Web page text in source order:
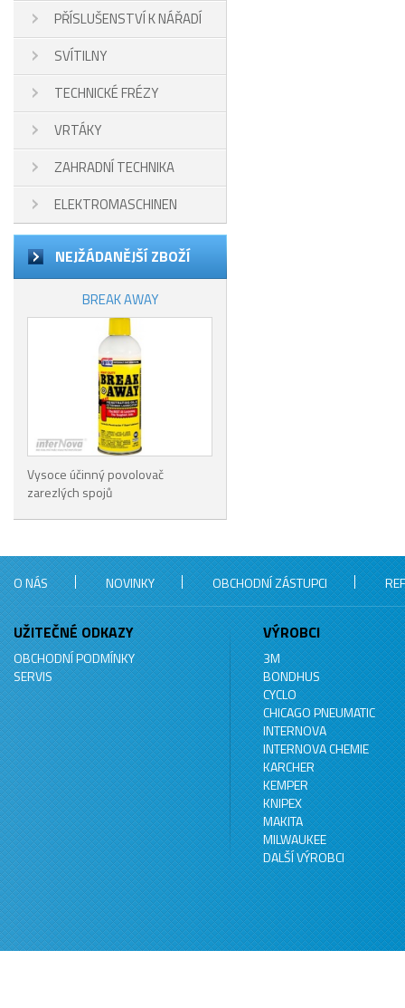
PŘÍSLUŠENSTVÍ K NÁŘADÍ
SVÍTILNY
TECHNICKÉ FRÉZY
VRTÁKY
ZAHRADNÍ TECHNIKA
ELEKTROMASCHINEN
NEJŽÁDANĚJŠÍ ZBOŽÍ
BREAK AWAY
Vysoce účinný povolovač
zarezlých spojů
O NÁS NOVINKY OBCHODNÍ ZÁSTUPCI
UŽITEČNÉ ODKAZY
OBCHODNÍ PODMÍNKY
SERVIS
VÝROBCI
3M
BONDHUS
CYCLO
CHICAGO PNEUMATIC
INTERNOVA
INTERNOVA CHEMIE
KARCHER
KEMPER
KNIPEX
MAKITA
MILWAUKEE
DALŠÍ VÝROBCI